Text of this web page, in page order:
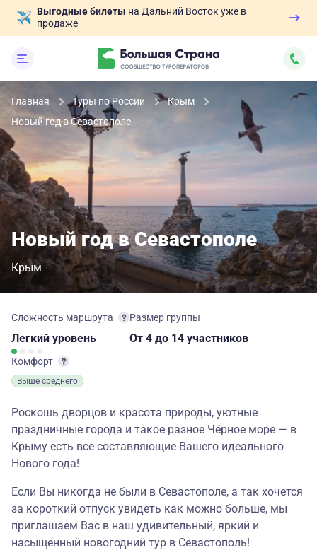
Выгодные билеты на Дальний Восток уже в
продаже
Главная Туры по России
Крым
Новый год в Севастополе
Новый год в Севастополе
Крым
Сложность маршрута
Легкий уровень
Комфорт
Выше среднего
Размер группы
От 4 до 14 участников
Роскошь дворцов и красота природы, уютные
праздничные города и такое разное Чёрное море — в
Крыму есть все составляющие Вашего идеального
Нового года!
Если Вы никогда не были в Севастополе, а так хочется
за короткий отпуск увидеть как можно больше, мы
приглашаем Вас в наш удивительный, яркий и
насыщенный новогодний тур в Севастополь!